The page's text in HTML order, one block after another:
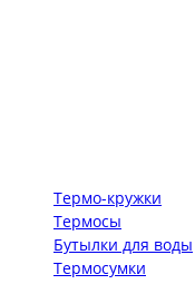
Термо-кружки
Термосы
Бутылки для воды
Термосумки